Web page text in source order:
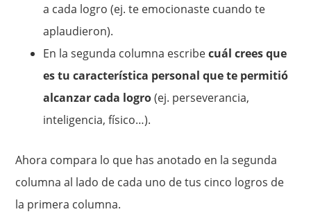
a cada logro (ej. te emocionaste cuando te
aplaudieron).
En la segunda columna escribecuál crees que
es tu característica personal que te permitió
alcanzar cada logro(ej. perseverancia,
inteligencia, físico…).
Ahora compara lo que has anotado en la segunda
columna al lado de cada uno de tus cinco logros de
la primera columna.